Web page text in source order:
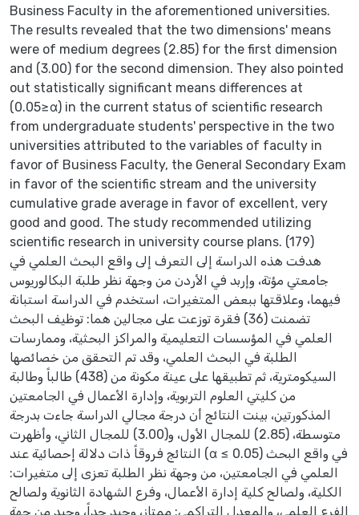
Business Faculty in the aforementioned universities.
The results revealed that the two dimensions' means
were of medium degrees (2.85) for the first dimension
and (3.00) for the second dimension. They also pointed
out statistically significant means differences at
(0.05≥α) in the current status of scientific research
from undergraduate students' perspective in the two
universities attributed to the variables of faculty in
favor of Business Faculty, the General Secondary Exam
in favor of the scientific stream and the university
cumulative grade average in favor of excellent, very
good and good. The study recommended utilizing
scientific research in university course plans. (179)
هدفت هذه الدراسة إلى التعرف إلى واقع البحث العلمي في
جامعتي مؤتة، وإربد في الأردن من وجهة نظر طلبة البكالوريوس
فيهما، وعلاقتها ببعض المتغيرات، استخدم في الدراسة استبانة
تضمنت (36) فقرة توزعت على مجالين هما: توظيف البحث
العلمي في المؤسسات التعليمية والمراكز البحثية، وممارسات
الطلبة في البحث العلمي، وقد تم التحقق من خصائصها
السيكومترية، ثم تطبيقها على عينة مكونة من (438) طالباً وطالبة
من كليتي العلوم التربوية، وإدارة الأعمال في الجامعتين
المذكورتين، بينت النتائج أن درجة مجالي الدراسة جاءت بدرجة
متوسطة، (2.85) للمجال الأول، و(3.00) للمجال الثاني، وأظهرت
النتائج فروقاً ذات دلالة إحصائية عند (α ≤ 0.05) في واقع البحث
العلمي في الجامعتين، من وجهة نظر الطلبة تعزى إلى متغيرات:
الكلية، ولصالح كلية إدارة الأعمال، وفرع الشهادة الثانوية ولصالح
الفرع العلمي، والمعدل التراكمي: ممتاز، وجيد جداً، وجيد من جهة